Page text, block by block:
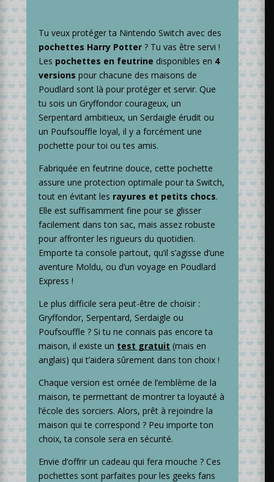
Tu veux protéger ta Nintendo Switch avec des
pochettes Harry Potter ? Tu vas être servi !
Les pochettes en feutrine disponibles en 4
versions pour chacune des maisons de
Poudlard sont là pour protéger et servir. Que
tu sois un Gryffondor courageux, un
Serpentard ambitieux, un Serdaigle érudit ou
un Poufsouffle loyal, il y a forcément une
pochette pour toi ou tes amis.
Fabriquée en feutrine douce, cette pochette
assure une protection optimale pour ta Switch,
tout en évitant les rayures et petits chocs.
Elle est suffisamment fine pour se glisser
facilement dans ton sac, mais assez robuste
pour affronter les rigueurs du quotidien.
Emporte ta console partout, qu’il s’agisse d’une
aventure Moldu, ou d’un voyage en Poudlard
Express !
Le plus difficile sera peut-être de choisir :
Gryffondor, Serpentard, Serdaigle ou
Poufsouffle ? Si tu ne connais pas encore ta
maison, il existe un test gratuit (mais en
anglais) qui t’aidera sûrement dans ton choix !
Chaque version est ornée de l’emblème de la
maison, te permettant de montrer ta loyauté à
l’école des sorciers. Alors, prêt à rejoindre la
maison qui te correspond ? Peu importe ton
choix, ta console sera en sécurité.
Envie d’offrir un cadeau qui fera mouche ? Ces
pochettes sont parfaites pour les geeks fans